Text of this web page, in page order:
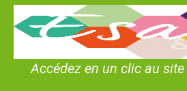
Accédez en un clic au